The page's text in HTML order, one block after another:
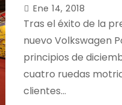
Ene 14, 2018
Tras el éxito de la
nuevo Volkswagen
principios de
cuatro ruedas
clientes…